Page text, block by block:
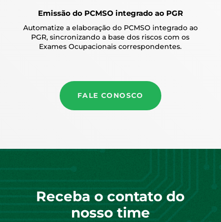
Emissão do PCMSO integrado ao PGR
Automatize a elaboração do PCMSO integrado ao
PGR, sincronizando a base dos riscos com os
Exames Ocupacionais correspondentes.
FALE CONOSCO
Receba o contato do
nosso time